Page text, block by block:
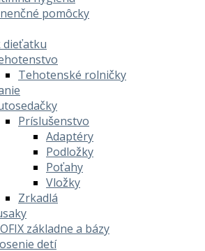
pomôcky
dieťatku
Tehotenské rolničky
Príslušenstvo
Adaptéry
Podložky
Poťahy
Vložky
Zrkadlá
základne a bázy
detí